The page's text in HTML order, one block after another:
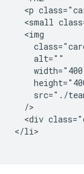
<p
<small
  <img
    alt=""
src="./
  />
<div
</li>